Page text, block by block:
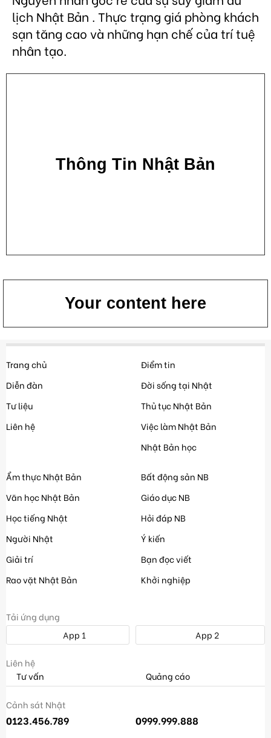
lịch Nhật Bản . Thực trạng giá phòng khách
sạn tăng cao và những hạn chế của trí tuệ
nhân tạo.
Thông Tin Nhật Bản
Your content here
Trang chủ
Diễn đàn
Tư liệu
Liên hệ
Điểm tin
Đời sống tại Nhật
Thủ tục Nhật Bản
Việc làm Nhật Bản
Nhật Bản học
Ẩm thực Nhật Bản
Văn học Nhật Bản
Học tiếng Nhật
Người Nhật
Giải trí
Rao vặt Nhật Bản
Bất động sản NB
Giáo dục NB
Hỏi đáp NB
Ý kiến
Bạn đọc viết
Khởi nghiệp
Tải ứng dụng
App 1
App 2
Liên hệ
Tư vấn
Quảng cáo
Cảnh sát Nhật
0123.456.789 0999.999.888